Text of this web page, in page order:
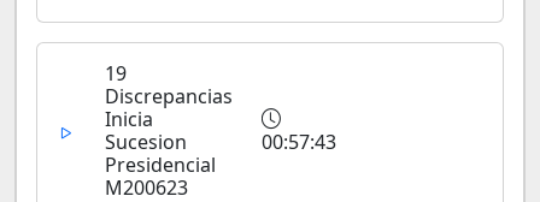
19
Discrepancias
Inicia
Sucesion
Presidencial
M200623
00:57:43